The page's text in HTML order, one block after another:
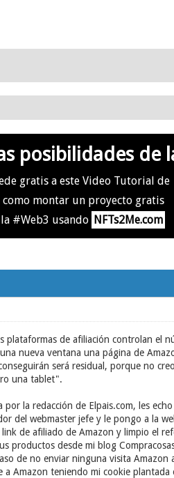
posibilidades de
gratis a este Video Tutorial de
como montar un proyecto gratis
#Web3 usando NFTs2Me.com
de afiliación controlan el
nueva ventana una página de
será residual, porque no
una tablet".
la redacción de Elpais.com, les
del webmaster jefe y le pongo a la
de afiliado de Amazon y limpio el
productos desde mi blog
de no enviar ninguna visita Amazon
Amazon teniendo mi cookie plantada